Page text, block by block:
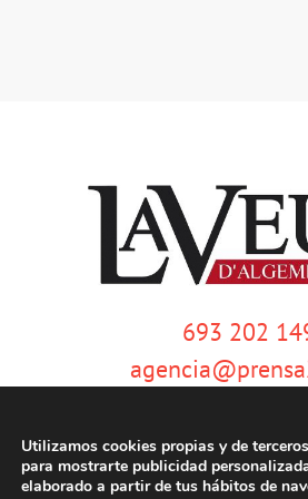
693 202
Utilizamos cookies propias y de
para mostrarte publicidad
elaborado a partir de tus hábitos de